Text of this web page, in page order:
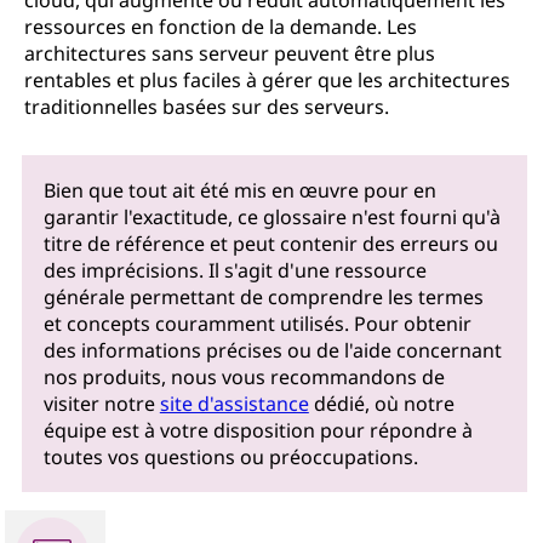
ressources en fonction de la demande. Les
architectures sans serveur peuvent être plus
rentables et plus faciles à gérer que les architectures
traditionnelles basées sur des serveurs.
Bien que tout ait été mis en œuvre pour en
garantir l'exactitude, ce glossaire n'est fourni qu'à
titre de référence et peut contenir des erreurs ou
des imprécisions. Il s'agit d'une ressource
générale permettant de comprendre les termes
et concepts couramment utilisés. Pour obtenir
des informations précises ou de l'aide concernant
nos produits, nous vous recommandons de
visiter notresite d'assistancedédié, où notre
équipe est à votre disposition pour répondre à
toutes vos questions ou préoccupations.